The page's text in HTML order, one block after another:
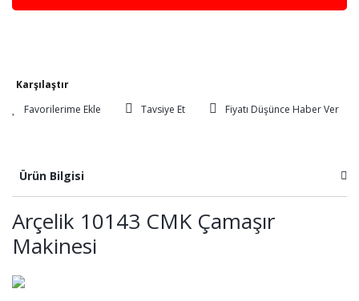
Karşılaştır
Tavsiye Et
Fiyatı Düşünce Haber Ver
Ürün Bilgisi
Arçelik 10143 CMK Çamaşır
Makinesi